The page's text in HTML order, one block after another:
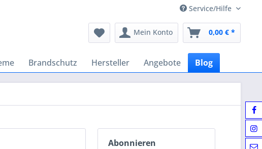
Service/Hilfe
Mein Konto 0,00 € *
Brandschutz Hersteller Angebote Blog
Abonnieren